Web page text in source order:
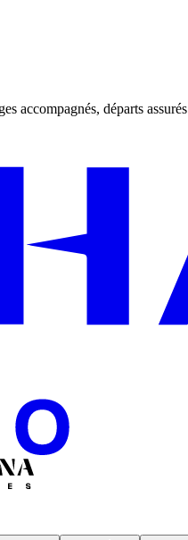
accompagnés, départs assurés